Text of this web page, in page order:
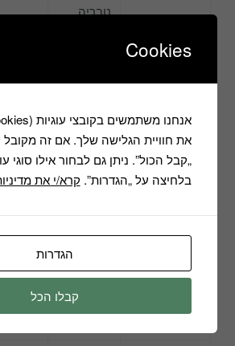
דיילי סייל
טבריה
וואלה שופס
הרצליה
פיתוח
לאסט פרייס
חיפה
אלקטריק
תקווה
115
גרשון
שופמן 38
Cookies
את חוויית הגלישה שלך. אם זה
„קבל הכול”. ניתן גם לבחור אילו סוגי
בלחיצה על „הגדרות”. קרא/י את
הגדרות
קבלו הכל